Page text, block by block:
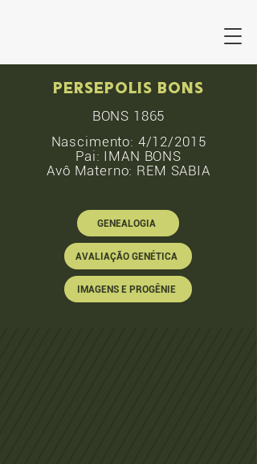
PERSEPOLIS BONS
BONS 1865
Nascimento: 4/12/2015
Pai: IMAN BONS
Avô Materno: REM SABIA
GENEALOGIA
AVALIAÇÃO GENÉTICA
IMAGENS E PROGÊNIE